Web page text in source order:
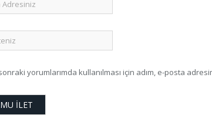
yorumlarımda kullanılması için adım, e-posta